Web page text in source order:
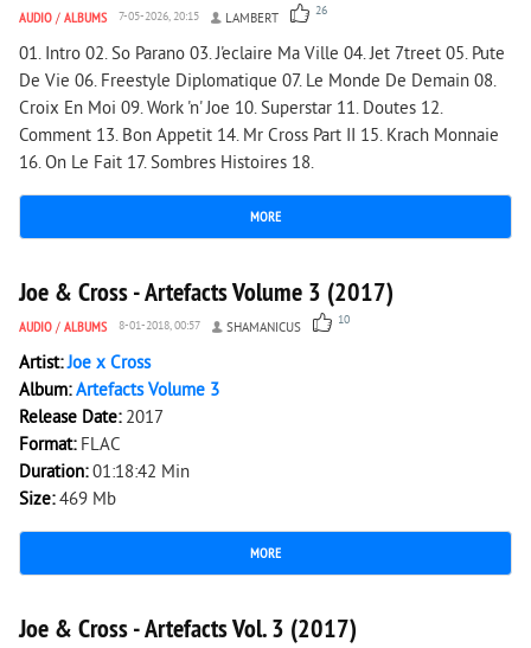
AUDIO / ALBUMS 7-05-2026, 20:15 LAMBERT 26
01. Intro 02. So Parano 03. J'eclaire Ma Ville 04. Jet 7treet 05. Pute
De Vie 06. Freestyle Diplomatique 07. Le Monde De Demain 08.
Croix En Moi 09. Work 'n' Joe 10. Superstar 11. Doutes 12.
Comment 13. Bon Appetit 14. Mr Cross Part II 15. Krach Monnaie
16. On Le Fait 17. Sombres Histoires 18.
MORE
1 767 0
Joe & Cross - Artefacts Volume 3 (2017)
AUDIO / ALBUMS 8-01-2018, 00:57 SHAMANICUS 10
Artist:Joe x Cross
Album:Artefacts Volume 3
Release Date: 2017
Format: FLAC
Duration:01:18:42 Min
Size:469 Mb
MORE
2 340 0
Joe & Cross - Artefacts Vol. 3 (2017)